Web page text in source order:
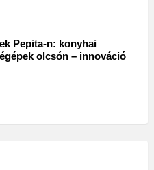
Pepita-n: konyhai
olcsón – innováció